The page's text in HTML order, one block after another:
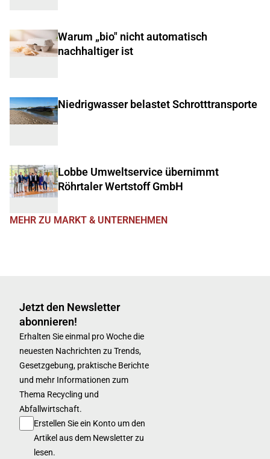
Warum „bio" nicht automatisch
nachhaltiger ist
Niedrigwasser belastet Schrotttransporte
Lobbe Umweltservice übernimmt
Röhrtaler Wertstoff GmbH
MEHR ZU MARKT & UNTERNEHMEN
Jetzt den Newsletter
abonnieren!
Erhalten Sie einmal pro Woche die
neuesten Nachrichten zu Trends,
Gesetzgebung, praktische Berichte
und mehr Informationen zum
Thema Recycling und
Abfallwirtschaft.
Erstellen Sie ein Konto um den
Artikel aus dem Newsletter zu
lesen.